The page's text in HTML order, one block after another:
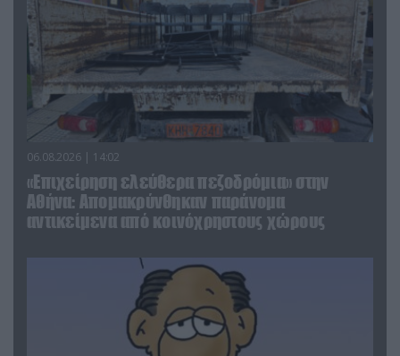
06.08.2026 | 14:02
«Επιχείρηση ελεύθερα πεζοδρόμια» στην
Αθήνα: Απομακρύνθηκαν παράνομα
αντικείμενα από κοινόχρηστους χώρους